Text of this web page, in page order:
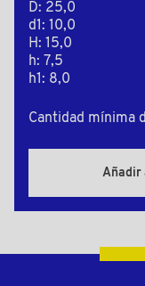
D: 25,0
d1: 10,0
H: 15,0
h: 7,5
h1: 8,0
Cantidad mínima
Añadir